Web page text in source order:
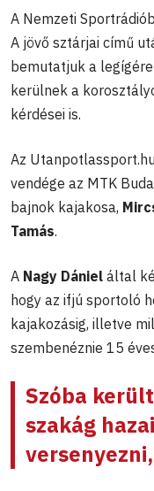
A Nemzeti
A jövő sztárjai című
bemutatjuk a
kerülnek a
kérdései is.
Az
vendége az MTK
bajnok kajakosa,
Tamás.
A Nagy Dániel által
hogy az ifjú sportoló
kajakozásig, illetve
szembenéznie 15
Szóba
szakág
versenyezni,